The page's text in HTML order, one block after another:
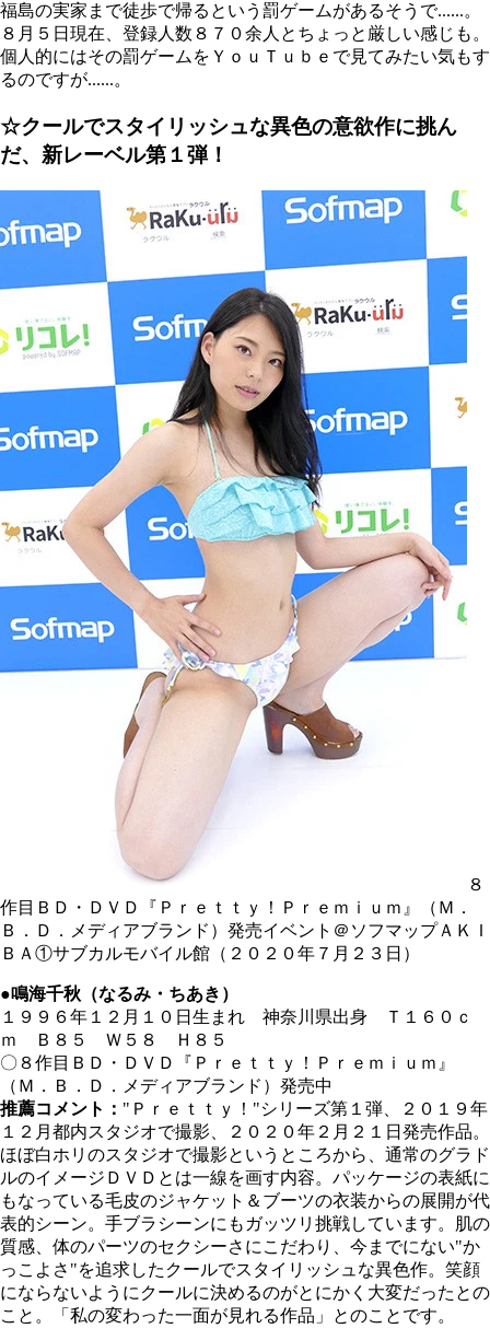
福島の実家まで徒歩で帰るという罰ゲームがあるそうで......。
８月５日現在、登録人数８７０余人とちょっと厳しい感じも。
個人的にはその罰ゲームをＹｏｕＴｕｂｅで見てみたい気もす
るのですが......。
☆クールでスタイリッシュな異色の意欲作に挑ん
だ、新レーベル第１弾！
８
作目ＢＤ・ＤＶＤ『Ｐｒｅｔｔｙ！Ｐｒｅｍｉｕｍ』（Ｍ．
Ｂ．Ｄ．メディアブランド）発売イベント＠ソフマップＡＫＩ
ＢＡ①サブカルモバイル館（２０２０年７月２３日）
●鳴海千秋（なるみ・ちあき）
１９９６年１２月１０日生まれ 神奈川県出身 Ｔ１６０ｃ
ｍ Ｂ８５ Ｗ５８ Ｈ８５
〇８作目ＢＤ・ＤＶＤ『Ｐｒｅｔｔｙ！Ｐｒｅｍｉｕｍ』
（Ｍ．Ｂ．Ｄ．メディアブランド）発売中
推薦コメント： "Ｐｒｅｔｔｙ！"シリーズ第１弾、２０１９年
１２月都内スタジオで撮影、２０２０年２月２１日発売作品。
ほぼ白ホリのスタジオで撮影というところから、通常のグラド
ルのイメージＤＶＤとは一線を画す内容。パッケージの表紙に
もなっている毛皮のジャケット＆ブーツの衣装からの展開が代
表的シーン。手ブラシーンにもガッツリ挑戦しています。肌の
質感、体のパーツのセクシーさにこだわり、今までにない"か
っこよさ"を追求したクールでスタイリッシュな異色作。笑顔
にならないようにクールに決めるのがとにかく大変だったとの
こと。「私の変わった一面が見れる作品」とのことです。